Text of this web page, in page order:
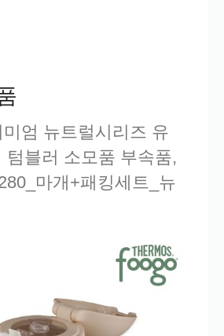
엄 뉴트럴시리즈 유
텀블러 소모품 부속품,
마개+패킹세트_뉴